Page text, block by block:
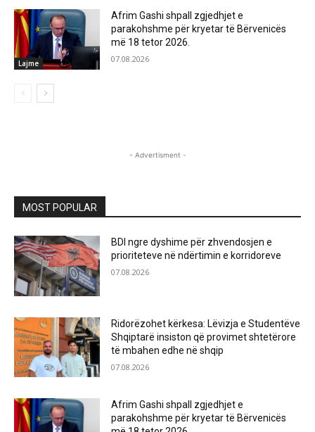
Lajme
Afrim Gashi shpall zgjedhjet e
parakohshme për kryetar të Bërvenicës
më 18 tetor 2026.
07.08.2026
- Advertisment -
MOST POPULAR
BDI ngre dyshime për zhvendosjen e
prioriteteve në ndërtimin e korridoreve
07.08.2026
Ridorëzohet kërkesa: Lëvizja e Studentëve
Shqiptarë insiston që provimet shtetërore
të mbahen edhe në shqip
07.08.2026
Afrim Gashi shpall zgjedhjet e
parakohshme për kryetar të Bërvenicës